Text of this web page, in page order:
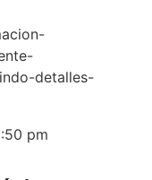
detalles-
pm